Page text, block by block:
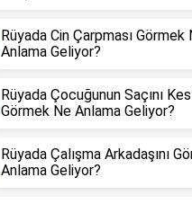
Rüyada Cin Çarpması Görmek
Anlama Geliyor?
Rüyada Çocuğunun Saçını
Görmek Ne Anlama Geliyor?
Rüyada Çalışma Arkadaşını
Anlama Geliyor?